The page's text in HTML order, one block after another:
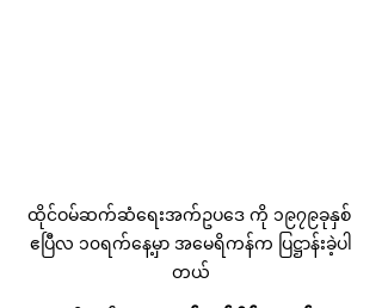
ထိုင်ဝမ်ဆက်ဆံရေးအက်ဥပဒေ ကို ၁၉၇၉ခုနှစ်
ဧပြီလ ၁၀ရက်နေ့မှာ အမေရိကန်က ပြဋ္ဌာန်းခဲ့ပါ
တယ်